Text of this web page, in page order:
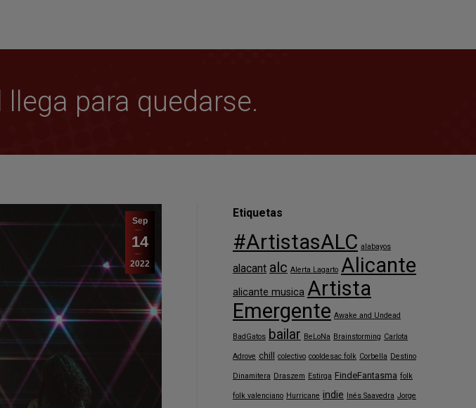
para quedarse.
Sep
14
2022
Etiquetas
#ArtistasALC alabayos
alacant alc Alerta Lagarto Alicante
alicante musica Artista
Emergente Awake and Undead
BadGatos bailar BeLoNa Brainstorming Carlota
Adrove chill colectivo cooldesac folk Corbella Destino
Dinamitera Draszem Estirga FindeFantasma folk
folk valenciano Hurricane indie Inés Saavedra Jorge